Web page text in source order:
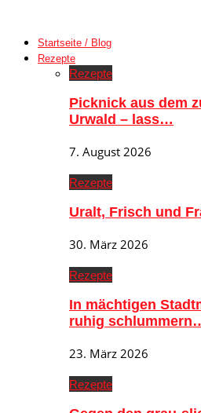
Startseite / Blog
Rezepte
Rezepte
Picknick aus dem
Urwald – lass…
7. August 2026
Rezepte
Uralt, Frisch und
30. März 2026
Rezepte
In mächtigen
ruhig
23. März 2026
Rezepte